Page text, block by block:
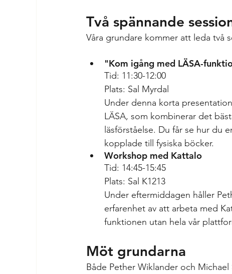
Två spännande
Våra grundare kommer att leda två
"Kom igång med LÄSA-
Tid: 11:30-12:00
Plats: Sal Myrdal
Under denna korta
LÄSA, som kombinerar det
läsförståelse. Du får se hur du
kopplade till fysiska böcker.
Workshop med Kattalo
Tid: 14:45-15:45
Plats: Sal K1213
Under eftermiddagen håller
erfarenhet av att arbeta med
funktionen utan hela vår
Möt grundarna
Både Pether Wiklander och